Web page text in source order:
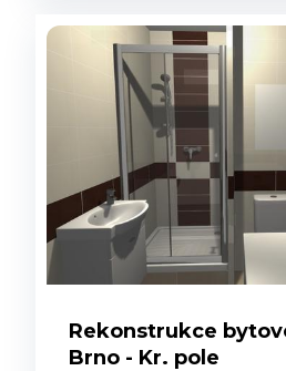
Rekonstrukce
Brno - Kr. pole